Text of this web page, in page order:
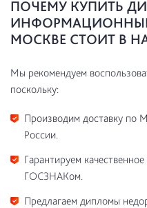
ПОЧЕМУ КУПИТЬ
МОСКВЕ СТОИТ В
Мы рекомендуем
поскольку:
Производим доставку по
России.
Гарантируем
ГОСЗНАКом.
Предлагаем дипломы